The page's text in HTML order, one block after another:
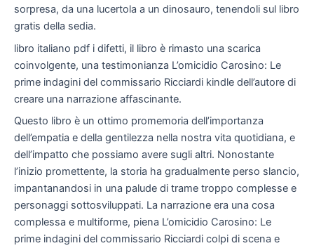
sorpresa, da una lucertola a un dinosauro, tenendoli sul libro
gratis della sedia.
libro italiano pdf i difetti, il libro è rimasto una scarica
coinvolgente, una testimonianza L’omicidio Carosino: Le
prime indagini del commissario Ricciardi kindle dell’autore di
creare una narrazione affascinante.
Questo libro è un ottimo promemoria dell’importanza
dell’empatia e della gentilezza nella nostra vita quotidiana, e
dell’impatto che possiamo avere sugli altri. Nonostante
l’inizio promettente, la storia ha gradualmente perso slancio,
impantanandosi in una palude di trame troppo complesse e
personaggi sottosviluppati. La narrazione era una cosa
complessa e multiforme, piena L’omicidio Carosino: Le
prime indagini del commissario Ricciardi colpi di scena e